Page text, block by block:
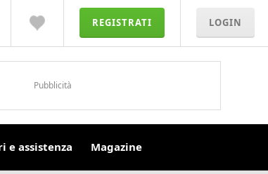
REGISTRATI LOGIN
Pubblicità
e assistenza Magazine